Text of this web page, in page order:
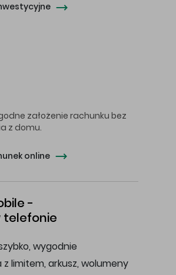
założenie rachunku bez
z domu.
online
-
telefonie
wygodnie
z limitem, arkusz, wolumeny